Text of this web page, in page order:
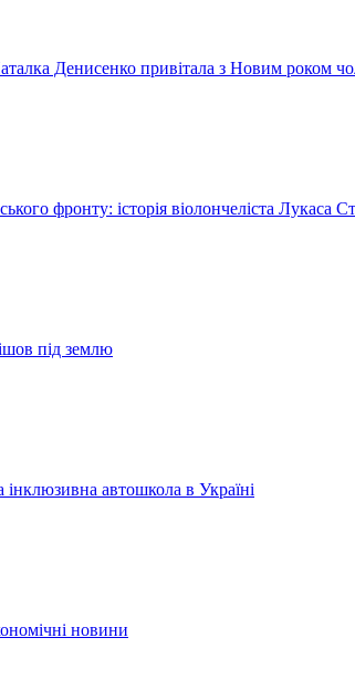
Денисенко привітала з Новим роком
фронту: історія віолончеліста Лукаса
під землю
автошкола в Україні
новини